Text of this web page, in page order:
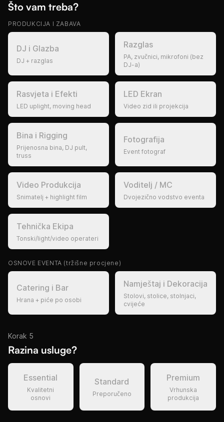
Što vam treba?
PRODUKCIJA I ZABAVA
DJ i Glazba
DJ + razglas
Razglas
PA, zvučnici, mikrofoni (bez
DJ-a)
Rasvjeta i Efekti
LED uplight, moving head
LED Ekran
Video zid ili projekcija
Bina i Rigging
Prijenosna bina, DJ pult,
truss
Fotografija
Event fotograf
Video Produkcija
Snimatelj + highlight film
Voditelj / MC
Dvojezično vodstvo eventa
Tehnička Ekipa
Tonski/light/video operateri
OSNOVE EVENTA (tržišne procjene)
Catering i Bar
Hrana + piće po osobi
Namještaj i Dekoracija
Stolovi, stolice, stolnjaci,
cvijeće
Korak 5
Razina usluge?
Essential
Kvalitetni
osnovi
Standard
Preporučeno
Premium
Vrhunska
produkcija